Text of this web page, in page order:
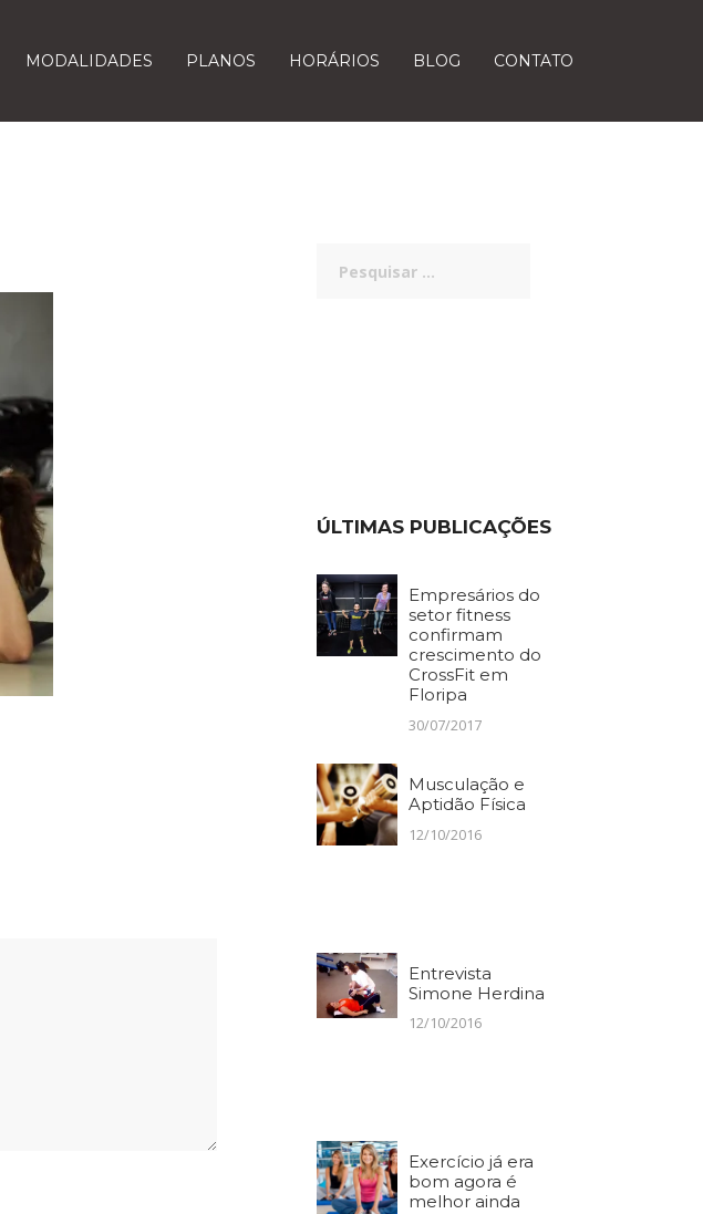
MODALIDADES PLANOS HORÁRIOS BLOG CONTATO
por:
ÚLTIMAS PUBLICAÇÕES
Empresários do
setor fitness
confirmam
crescimento do
CrossFit em
Floripa
30/07/2017
Musculação e
Aptidão Física
12/10/2016
Entrevista
Simone Herdina
12/10/2016
Exercício já era
bom agora é
melhor ainda